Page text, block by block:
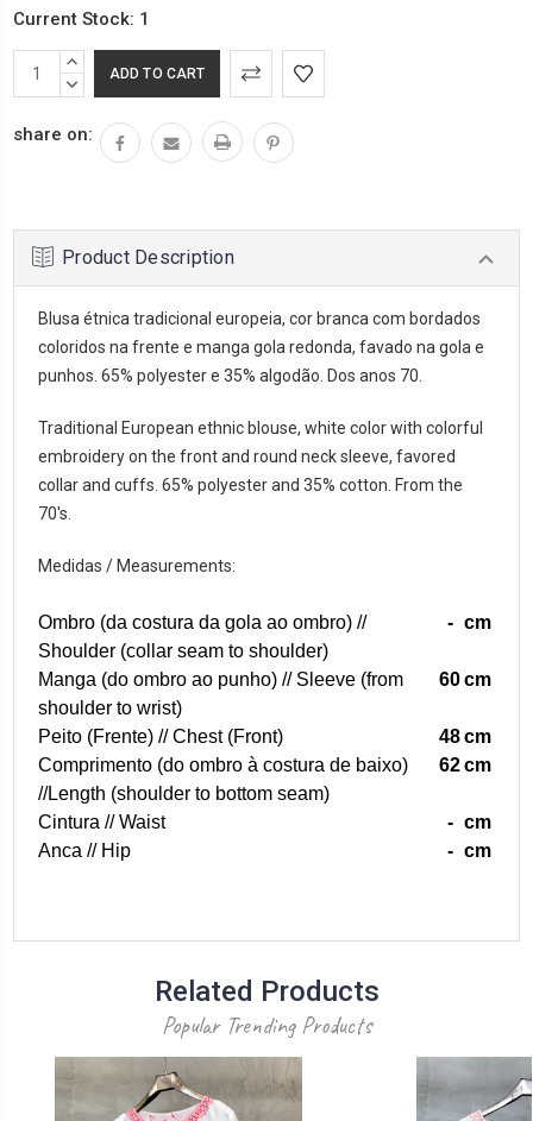
Current Stock: 1
INCREASE
QUANTITY:
DECREASE
share on:
Product Description
Blusa étnica tradicional europeia, cor branca com bordados
coloridos na frente e manga gola redonda, favado na gola e
punhos. 65% polyester e 35% algodão. Dos anos 70.
Traditional European ethnic blouse, white color with colorful
embroidery on the front and round neck sleeve, favored
collar and cuffs. 65% polyester and 35% cotton. From the
70's.
Medidas / Measurements:
Ombro (da costura da gola ao ombro) //
Shoulder (collar seam to shoulder)
- cm
Manga (do ombro ao punho) // Sleeve (from
shoulder to wrist)
60cm
Peito (Frente) // Chest (Front) 48cm
Comprimento (do ombro à costura de baixo)
//Length (shoulder to bottom seam)
62cm
Cintura // Waist - cm
Anca // Hip
- cm
Related Products
Popular Trending Products